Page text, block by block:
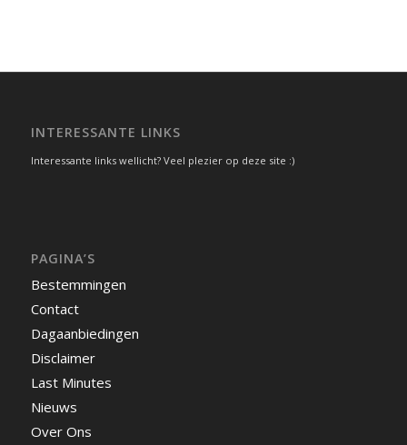
INTERESSANTE LINKS
Interessante links wellicht? Veel plezier op deze site :)
PAGINA’S
Bestemmingen
Contact
Dagaanbiedingen
Disclaimer
Last Minutes
Nieuws
Over Ons